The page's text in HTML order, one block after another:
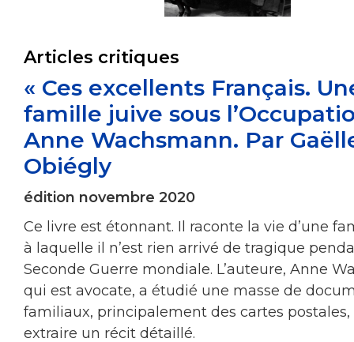
Articles critiques
« Ces excellents Français.
famille juive sous
Anne Wachsmann. Par
Obiégly
édition novembre 2020
Ce livre est étonnant. Il raconte la vie d’une
à laquelle il n’est rien arrivé de tragique
Seconde Guerre mondiale. L’auteure, Anne
qui est avocate, a étudié une masse de
familiaux, principalement des cartes
extraire un récit détaillé.